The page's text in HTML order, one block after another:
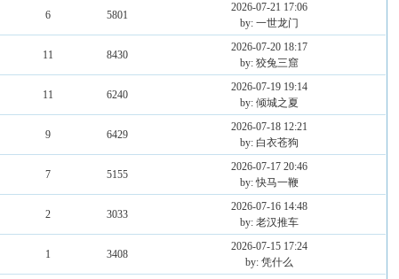
6 5801
2026-07-21 17:06
by: 一世龙门
11 8430
2026-07-20 18:17
by: 狡兔三窟
11 6240
2026-07-19 19:14
by: 倾城之夏
9 6429
2026-07-18 12:21
by: 白衣苍狗
7 5155
2026-07-17 20:46
by: 快马一鞭
2 3033
2026-07-16 14:48
by: 老汉推车
1 3408
2026-07-15 17:24
by: 凭什么